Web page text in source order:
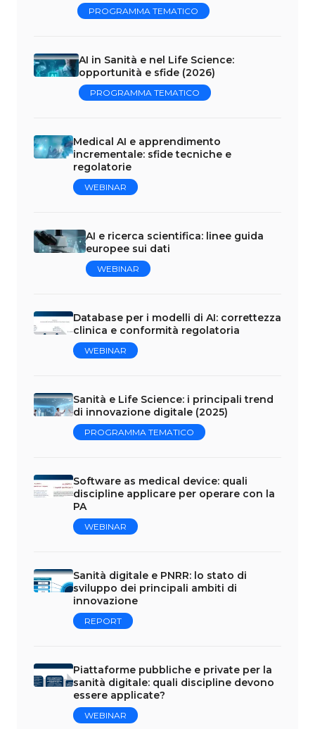
PROGRAMMA TEMATICO
AI in Sanità e nel Life Science:
opportunità e sfide (2026)
PROGRAMMA TEMATICO
Medical AI e apprendimento
incrementale: sfide tecniche e
regolatorie
WEBINAR
AI e ricerca scientifica: linee guida
europee sui dati
WEBINAR
Database per i modelli di AI: correttezza
clinica e conformità regolatoria
WEBINAR
Sanità e Life Science: i principali trend
di innovazione digitale (2025)
PROGRAMMA TEMATICO
Software as medical device: quali
discipline applicare per operare con la
PA
WEBINAR
Sanità digitale e PNRR: lo stato di
sviluppo dei principali ambiti di
innovazione
REPORT
Piattaforme pubbliche e private per la
sanità digitale: quali discipline devono
essere applicate?
WEBINAR